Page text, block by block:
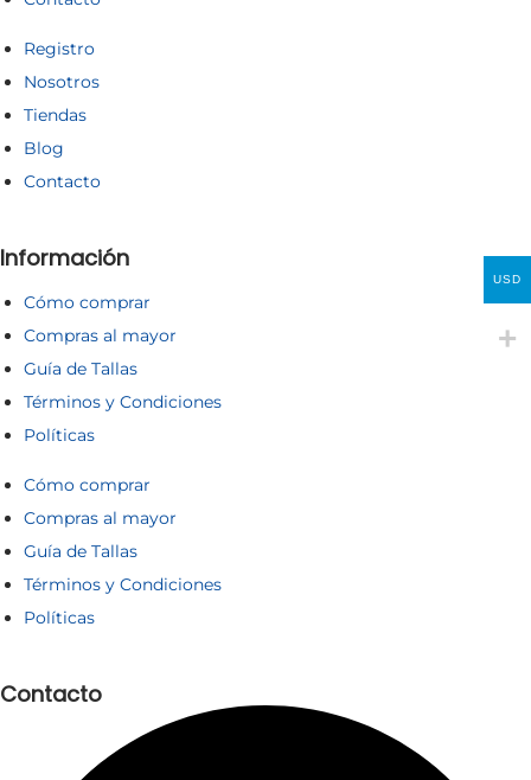
Registro
Nosotros
Tiendas
Blog
Contacto
Información
Cómo comprar
Compras al mayor
Guía de Tallas
Términos y Condiciones
Políticas
Cómo comprar
Compras al mayor
Guía de Tallas
Términos y Condiciones
Políticas
Contacto
USD